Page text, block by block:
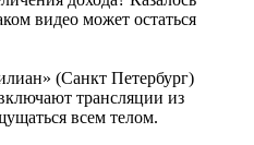
видео может остаться
(Санкт Петербург)
трансляции из
всем телом.